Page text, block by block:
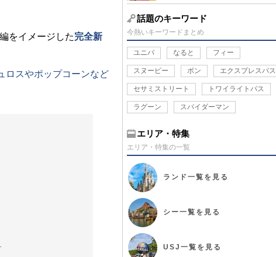
をイメージした完全新
ロスやポップコーンなど
話題のキーワード
今熱いキーワードまとめ
ユニバ なると フィー
スヌーピー ボン エクスプレスパス
セサミストリート トワイライトパス
ラグーン スパイダーマン
エリア・特集
エリア・特集の一覧
ランド 一覧を見る
シー一覧を見る
USJ 一覧を見る